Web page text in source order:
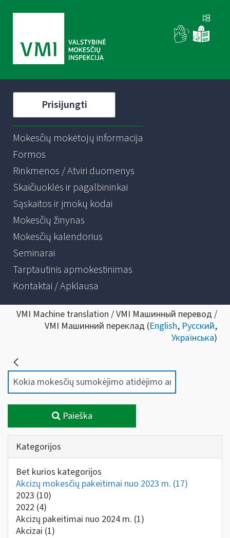
Prisijungti
Mokesčių mokėtojų informacija
Formos
Rinkmenos / Atviri duomenys
Skaičiuoklės ir pagalbininkai
Sąskaitos ir įmokų kodai
Mokesčių žinynas
Mokesčių kalendorius
Seminarai
Tarptautinis apmokestinimas
Kontaktai / Apklausa
VMI Machine translation / VMI Машинный перевод /
VMI Машинний переклад (English, Русский,
Українська)
Paieška
Kategorijos
Bet kurios kategorijos
Akcizų mokesčių pakeitimai nuo 2023 m. (17)
2023 (10)
2022 (4)
Akcizų pakeitimai nuo 2024 m. (1)
Akcizai (1)